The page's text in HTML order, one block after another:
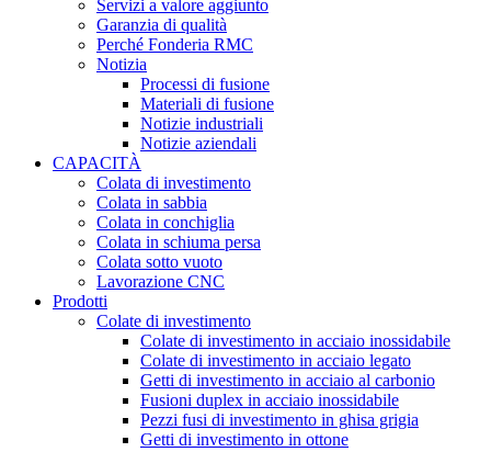
Servizi a valore aggiunto
Garanzia di qualità
Perché Fonderia RMC
Notizia
Processi di fusione
Materiali di fusione
Notizie industriali
Notizie aziendali
CAPACITÀ
Colata di investimento
Colata in sabbia
Colata in conchiglia
Colata in schiuma persa
Colata sotto vuoto
Lavorazione CNC
Prodotti
Colate di investimento
Colate di investimento in acciaio inossidabile
Colate di investimento in acciaio legato
Getti di investimento in acciaio al carbonio
Fusioni duplex in acciaio inossidabile
Pezzi fusi di investimento in ghisa grigia
Getti di investimento in ottone